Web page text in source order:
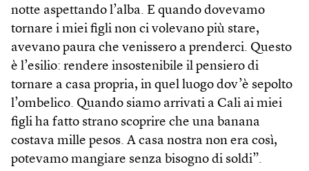
notte aspettando l’alba. E quando dovevamo
tornare i miei figli non ci volevano più stare,
avevano paura che venissero a prenderci. Questo
è l’esilio: rendere insostenibile il pensiero di
tornare a casa propria, in quel luogo dov’è sepolto
l’ombelico. Quando siamo arrivati a Cali ai miei
figli ha fatto strano scoprire che una banana
costava mille pesos. A casa nostra non era così,
potevamo mangiare senza bisogno di soldi”.